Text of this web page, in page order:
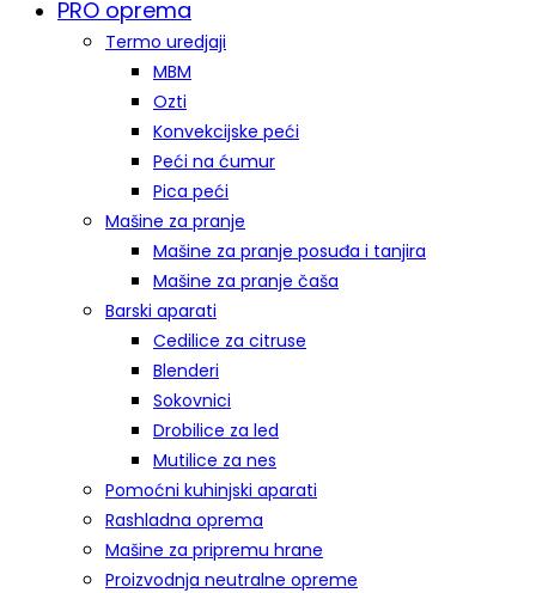
PRO oprema
Termo uredjaji
MBM
Ozti
Konvekcijske peći
Peći na ćumur
Pica peći
Mašine za pranje
Mašine za pranje posuđa i tanjira
Mašine za pranje čaša
Barski aparati
Cedilice za citruse
Blenderi
Sokovnici
Drobilice za led
Mutilice za nes
Pomoćni kuhinjski aparati
Rashladna oprema
Mašine za pripremu hrane
Proizvodnja neutralne opreme